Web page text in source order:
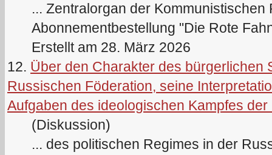
... Zentralorgan der
Abonnementbestellung "Die Rote
Erstellt am 28. März 2026
12. Über den Charakter des bürgerlichen
Russischen Föderation, seine
Aufgaben des ideologischen Kampfes
(Diskussion)
... des politischen Regimes in der